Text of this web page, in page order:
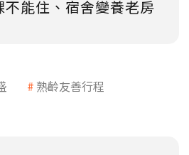
不能住、宿舍變養老房
熟齡友善行程